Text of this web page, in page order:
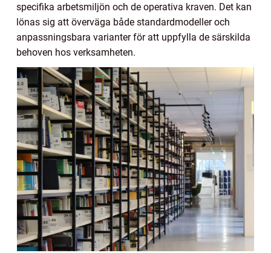
specifika arbetsmiljön och de operativa kraven. Det kan
lönas sig att överväga både standardmodeller och
anpassningsbara varianter för att uppfylla de särskilda
behoven hos verksamheten.